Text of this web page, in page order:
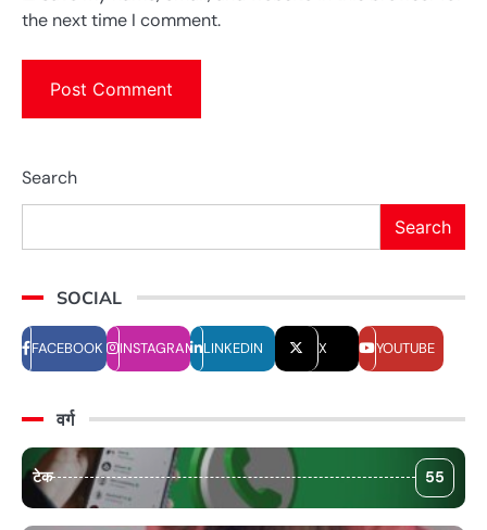
the next time I comment.
Search
Search
SOCIAL
FACEBOOK INSTAGRAM LINKEDIN X YOUTUBE
वर्ग
टेक 55